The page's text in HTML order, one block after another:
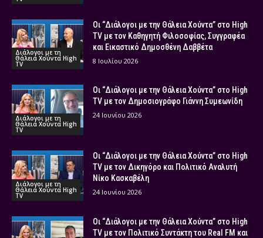
Διάλογοι με τη
Θάλεια Χούντα High
TV
Οι “Διάλογοι με την Θάλεια Χούντα” στο High
TV με τον Καθηγητή Φιλοσοφίας, Συγγραφέα
και Εικαστικό Δημοσθένη Δαββέτα
8 Ιουλίου 2026
Διάλογοι με τη
Θάλεια Χούντα High
TV
Οι “Διάλογοι με την Θάλεια Χούντα” στο High
TV με τον Δημοσιογράφο Γιάννη Συμεωνίδη
24 Ιουνίου 2026
Διάλογοι με τη
Θάλεια Χούντα High
TV
Οι “Διάλογοι με την Θάλεια Χούντα” στο High
TV με τον Δικηγόρο και Πολιτικό Αναλυτή
Νίκο Κασκαβέλη
24 Ιουνίου 2026
Οι “Διάλογοι με την Θάλεια Χούντα” στο High
TV με τον Πολιτικό Συντάκτη του Real FM και